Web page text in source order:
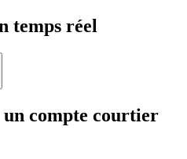
temps réel
compte courtier